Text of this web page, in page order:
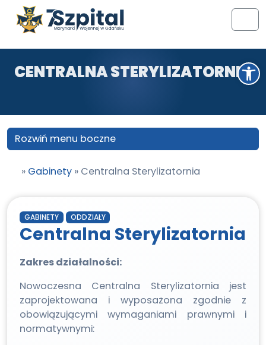
Otwórz pasek narzędzi
Przejdź do treści
Przejdź do stopki
CENTRALNA STERYLIZATORNIA
» Gabinety » Centralna Sterylizatornia
GABINETY ODDZIAŁY
Centralna Sterylizatornia
Zakres działalności:
Nowoczesna Centralna Sterylizatornia jest
zaprojektowana i wyposażona zgodnie z
obowiązującymi wymaganiami prawnymi i
normatywnymi:
Rozwiń menu boczne